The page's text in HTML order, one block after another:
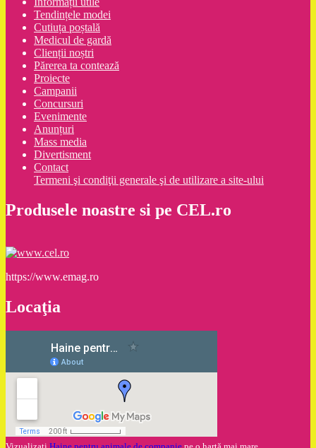
Tendințele modei
Cutiuța poștală
Medicul de gardă
Clienții noștri
Părerea ta contează
Proiecte
Campanii
Concursuri
Evenimente
Anunțuri
Mass media
Divertisment
Contact
Termeni şi condiţii generale şi de utilizare a site-ului
Produsele noastre si pe CEL.ro
https://www.emag.ro
Locaţia